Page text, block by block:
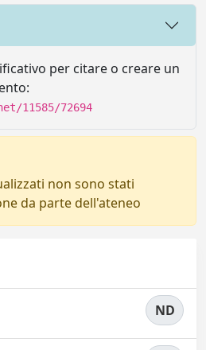
per citare o creare un
11585/72694
non sono stati
da parte dell'ateneo
ND